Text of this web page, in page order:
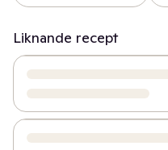
Liknande recept